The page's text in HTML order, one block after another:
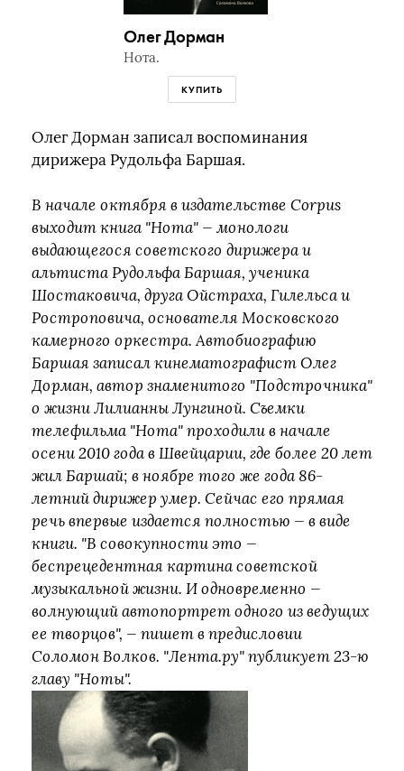
Олег Дорман
Нота.
КУПИТЬ
Олег Дорман записал воспоминания
дирижера Рудольфа Баршая.
В начале октября в издательстве Corpus
выходит книга "Нота" — монологи
выдающегося советского дирижера и
альтиста Рудольфа Баршая, ученика
Шостаковича, друга Ойстраха, Гилельса и
Ростроповича, основателя Московского
камерного оркестра. Автобиографию
Баршая записал кинематографист Олег
Дорман, автор знаменитого "Подстрочника"
о жизни Лилианны Лунгиной. Съемки
телефильма "Нота" проходили в начале
осени 2010 года в Швейцарии, где более 20 лет
жил Баршай; в ноябре того же года 86-
летний дирижер умер. Сейчас его прямая
речь впервые издается полностью — в виде
книги. "В совокупности это —
беспрецедентная картина советской
музыкальной жизни. И одновременно —
волнующий автопортрет одного из ведущих
ее творцов", — пишет в предисловии
Соломон Волков. "Лента.ру" публикует 23-ю
главу "Ноты".